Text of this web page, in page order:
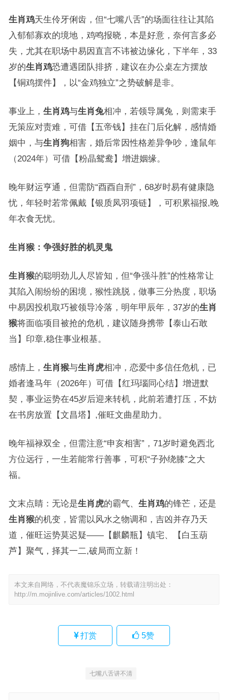
生肖鸡天生伶牙俐齿，但“七嘴八舌”的场面往往让其陷
入郁郁寡欢的境地，鸡鸣报晓，本是好意，奈何言多必
失，尤其在职场中易因直言不讳被边缘化，下半年，33
岁的生肖鸡恐遭遇团队排挤，建议在办公桌左方摆放
【铜鸡摆件】，以“金鸡独立”之势破解是非。
事业上， 生肖鸡与生肖兔相冲，若领导属兔，则需束手
无策应对责难，可借【五帝钱】挂在门后化解，感情婚
姻中，与生肖狗相害，婚后常因性格差异争吵，逢鼠年
（2024年）可借【粉晶鸳鸯】增进姻缘。
晚年财运亨通，但需防“酉酉自刑”，68岁时易有健康隐
忧，年轻时若常佩戴【银质凤羽项链】，可积累福报,晚
年衣食无忧。
生肖猴：争强好胜的机灵鬼
生肖猴的聪明劲儿人尽皆知，但“争强斗胜”的性格常让
其陷入闹纷纷的困境，猴性跳脱，做事三分热度，职场
中易因投机取巧被领导冷落，明年甲辰年，37岁的生肖
猴将面临项目被抢的危机，建议随身携带【泰山石敢
当】印章,稳住事业根基。
感情上， 生肖猴与生肖虎相冲，恋爱中多信任危机，已
婚者逢马年（2026年）可借【红玛瑙同心结】增进默
契，事业运势在45岁后迎来转机，此前若遭打压，不妨
在书房放置【文昌塔】,催旺文曲星助力。
晚年福禄双全，但需注意“申亥相害”，71岁时避免西北
方位远行，一生若能常行善事，可积“子孙绕膝”之大
福。
文末点睛：无论是生肖虎的霸气、 生肖鸡的锋芒，还是
生肖猴的机变，皆需以风水之物调和，吉凶并存乃天
道，催旺运势莫迟疑——【麒麟瓶】镇宅、【白玉葫
芦】聚气，择其一二,破局而立新！
本文来自网络，不代表魔锦乐立场，转载请注明出处：
http://m.mojinlive.com/articles/1002.html
打赏 5赞
七嘴八舌讲不清